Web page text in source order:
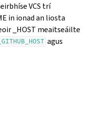
VCS trí
in ionad an liosta
_HOST meaitseáilte
agus